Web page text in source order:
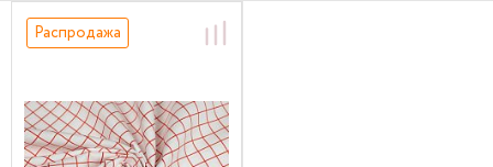
Распродажа